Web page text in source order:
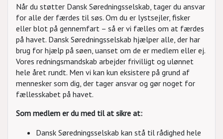
Når du støtter Dansk Søredningsselskab, tager du ansvar
for alle der færdes til søs. Om du er lystsejler, fisker
eller blot på gennemfart – så er vi fælles om at færdes
på havet. Dansk Søredningsselskab hjælper alle, der har
brug for hjælp på søen, uanset om de er medlem eller ej.
Vores redningsmandskab arbejder frivilligt og ulønnet
hele året rundt. Men vi kan kun eksistere på grund af
mennesker som dig, der tager ansvar og gør noget for
fællesskabet på havet.
Som medlem er du med til at sikre at:
Dansk Søredningsselskab kan stå til rådighed hele